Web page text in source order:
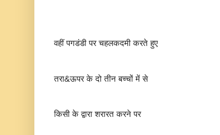
वहीं पगडंडी पर चहलकदमी करते हुए
तरा&ऊपर के दो तीन बच्चों में से
किसी के द्वारा शरारत करने पर